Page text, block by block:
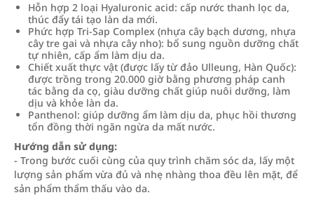
Hỗn hợp 2 loại Hyaluronic acid: cấp nước thanh lọc da,
thúc đẩy tái tạo làn da mới.
Phức hợp Tri-Sap Complex (nhựa cây bạch dương, nhựa
cây tre gai và nhựa cây nho): bổ sung nguồn dưỡng chất
tự nhiên, cấp ẩm làm dịu da.
Chiết xuất thực vật (được lấy từ đảo Ulleung, Hàn Quốc):
được trồng trong 20.000 giờ bằng phương pháp canh
tác bằng da cọ, giàu dưỡng chất giúp nuôi dưỡng, làm
dịu và khỏe làn da.
Panthenol: giúp dưỡng ẩm làm dịu da, phục hồi thương
tổn đồng thời ngăn ngừa da mất nước.
Hướng dẫn sử dụng:
- Trong bước cuối cùng của quy trình chăm sóc da, lấy một
lượng sản phẩm vừa đủ và nhẹ nhàng thoa đều lên mặt, để
sản phẩm thẩm thấu vào da.